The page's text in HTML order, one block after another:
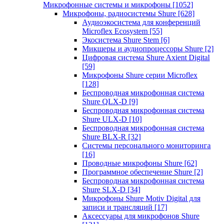
Микрофонные системы и микрофоны [1052]
Микрофоны, радиосистемы Shure [628]
Аудиоэкосистема для конференций
Microflex Ecosystem [55]
Экосистема Shure Stem [6]
Микшеры и аудиопроцессоры Shure [2]
Цифровая система Shure Axient Digital
[59]
Микрофоны Shure серии Microflex
[128]
Беспроводная микрофонная система
Shure QLX-D [9]
Беспроводная микрофонная система
Shure ULX-D [10]
Беспроводная микрофонная система
Shure BLX-R [32]
Системы персонального мониторинга
[16]
Проводные микрофоны Shure [62]
Программное обеспечение Shure [2]
Беспроводная микрофонная система
Shure SLX-D [34]
Микрофоны Shure Motiv Digital для
записи и трансляций [17]
Аксессуары для микрофонов Shure